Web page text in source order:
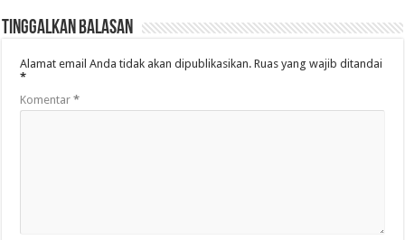
Tinggalkan Balasan
Alamat email Anda tidak akan dipublikasikan. Ruas yang wajib ditandai
*
Komentar*